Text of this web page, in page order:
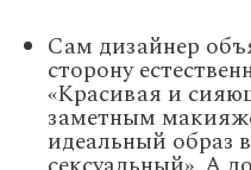
Сам дизайнер
сторону
«Красивая и
заметным
идеальный образ